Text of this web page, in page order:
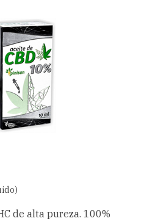
de alta pureza. 100%